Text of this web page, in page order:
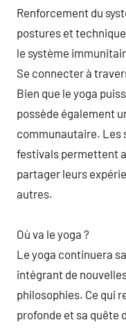
Renforcement du
postures et
le système
Se connecter à
Bien que le yoga
possède également
communautaire. Les
festivals permettent
partager leurs
autres.
Où va le yoga ?
Le yoga continuera
intégrant de
philosophies. Ce qui
profonde et sa quête